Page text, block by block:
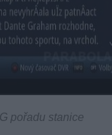
pořadu stanice